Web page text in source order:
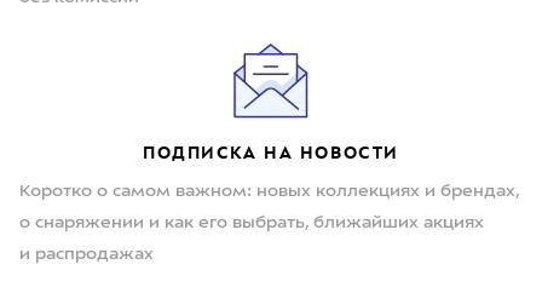
ПОДПИСКА НА НОВОСТИ
Коротко о самом важном: новых коллекциях и брендах,
о снаряжении и как его выбрать, ближайших акциях
и распродажах